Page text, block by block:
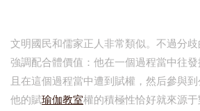
文明國民和儒家正人非常類似。不過分
強調配合體價值：他在一個過程當中往
且在這個過程當中遭到賦權，然后參與
他的賦瑜伽教室權的積極性恰好就來源